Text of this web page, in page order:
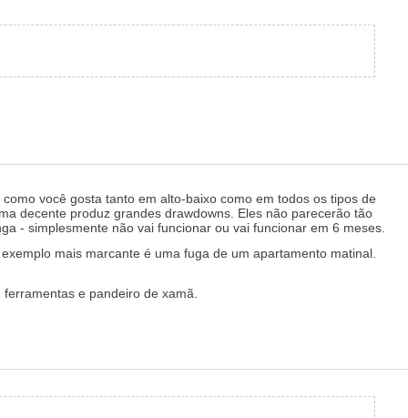
você gosta tanto em alto-baixo como em todos os tipos de
decente produz grandes drawdowns. Eles não parecerão tão
- simplesmente não vai funcionar ou vai funcionar em 6 meses.
mais marcante é uma fuga de um apartamento matinal.
e pandeiro de xamã.